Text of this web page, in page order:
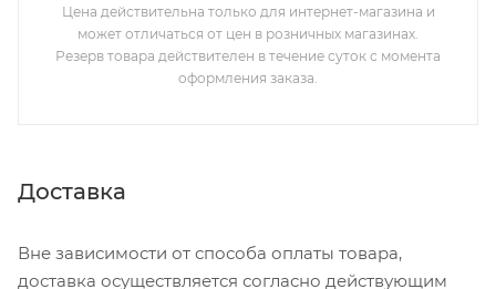
Цена действительна только для интернет-магазина и
может отличаться от цен в розничных магазинах.
Резерв товара действителен в течение суток с момента
оформления заказа.
Доставка
Вне зависимости от способа оплаты товара,
доставка осуществляется согласно действующим